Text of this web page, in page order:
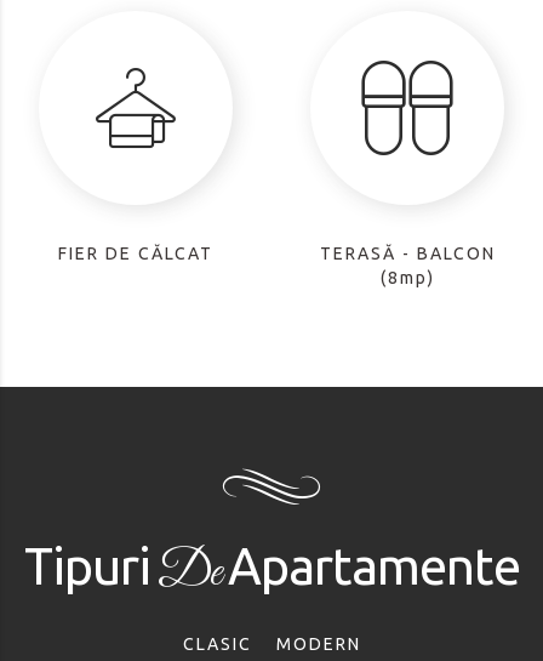
FIER DE CĂLCAT
TERASĂ - BALCON
(8mp)
TipuriDeApartamente
CLASIC MODERN